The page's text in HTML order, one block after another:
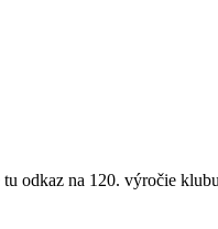
na 120. výročie